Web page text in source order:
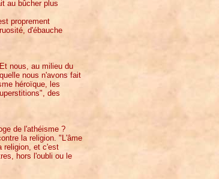
au bûcher plus
proprement
d'ébauche
nous, au milieu du
nous n'avons fait
héroïque, les
des
de l'athéisme ?
la religion. "L'âme
religion, et c'est
hors l'oubli ou le